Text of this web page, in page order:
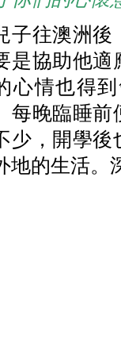
子往澳洲後
是協助他適
心情也得
每晚臨睡前
少，開學
地的生活。